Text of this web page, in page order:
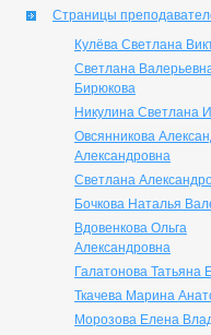
Страницы
Кулёва Светлана
Светлана
Бирюкова
Никулина Светлана
Овсянникова
Александровна
Светлана
Бочкова Наталья
Вдовенкова Ольга
Александровна
Галатонова Татьяна
Ткачева Марина
Морозова Елена